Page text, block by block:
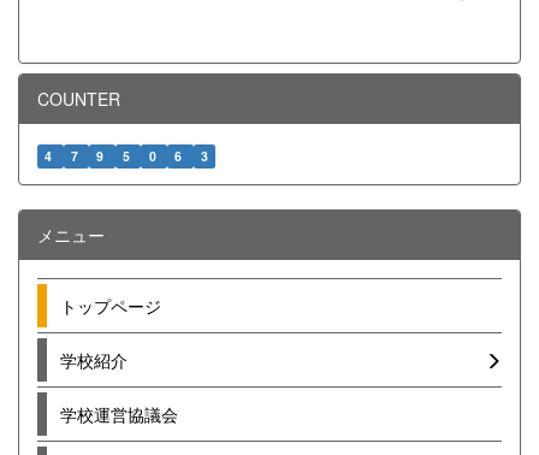
COUNTER
4 7 9 5 0 6 3
メニュー
トップページ
学校紹介
学校運営協議会